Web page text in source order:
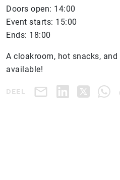
Doors open: 14:00
Event starts: 15:00
Ends: 18:00
A cloakroom, hot snacks,
available!
DEEL